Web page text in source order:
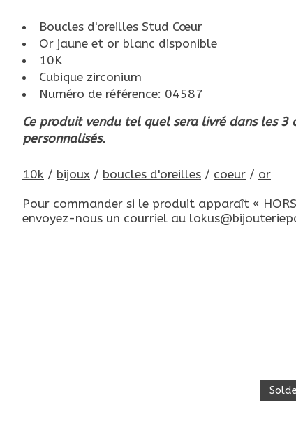
Boucles d'oreilles Stud Cœur
Or jaune et or blanc disponible
10K
Cubique zirconium
Numéro de référence: 04587
Ce produit vendu tel quel sera livré dans les
personnalisés.
10k / bijoux / boucles d'oreilles / coeur / or
Pour commander si le produit apparaît «
envoyez-nous un courriel au